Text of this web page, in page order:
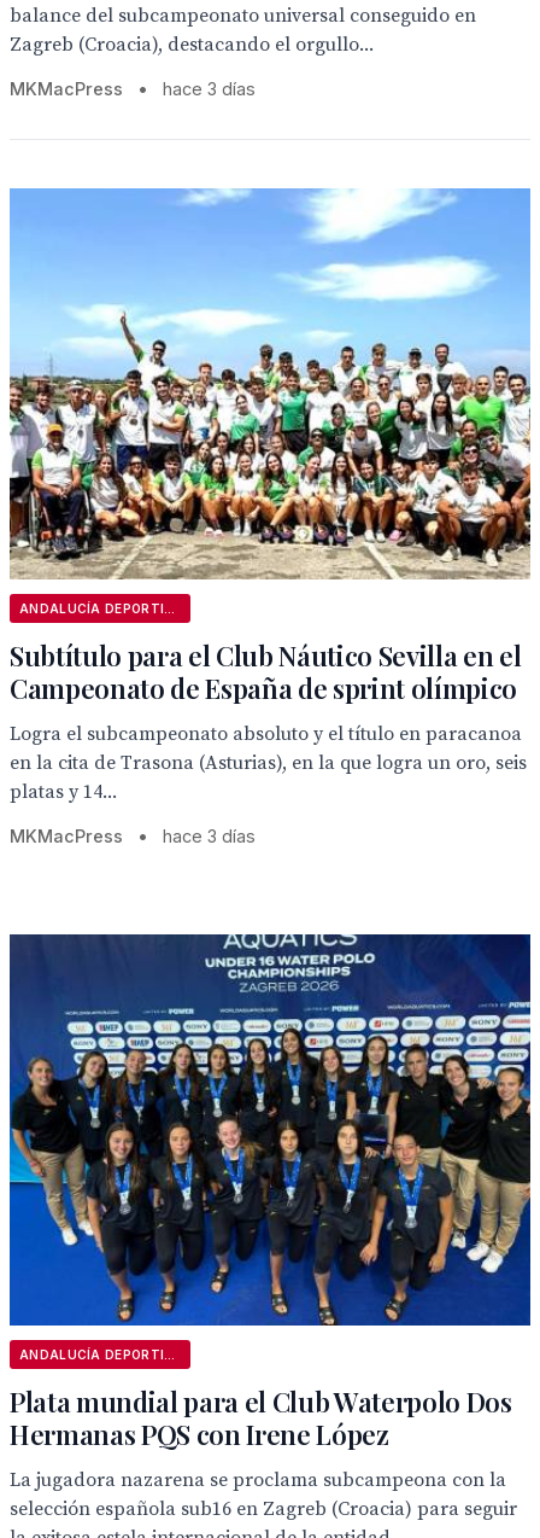
balance del subcampeonato universal conseguido en
Zagreb (Croacia), destacando el orgullo...
MKMacPress • hace 3 días
Subtítulo para el Club Náutico Sevilla en el
Campeonato de España de sprint olímpico
Logra el subcampeonato absoluto y el título en paracanoa
en la cita de Trasona (Asturias), en la que logra un oro, seis
platas y 14...
MKMacPress • hace 3 días
Plata mundial para el Club Waterpolo Dos
Hermanas PQS con Irene López
La jugadora nazarena se proclama subcampeona con la
selección española sub16 en Zagreb (Croacia) para seguir